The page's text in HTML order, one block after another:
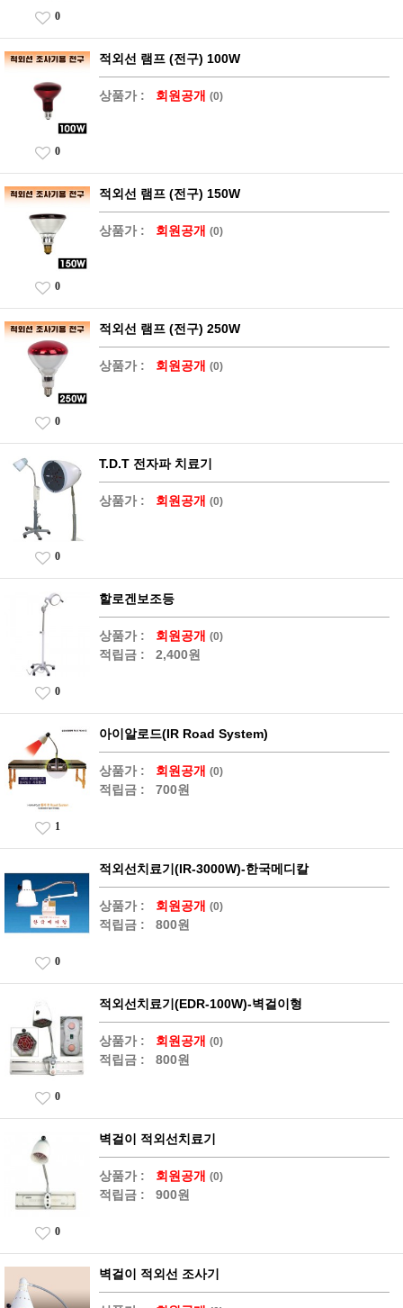
0
적외선 램프 (전구) 100W
상품가 : 회원공개 (0)
0
적외선 램프 (전구) 150W
상품가 : 회원공개 (0)
0
적외선 램프 (전구) 250W
상품가 : 회원공개 (0)
0
T.D.T 전자파 치료기
상품가 : 회원공개 (0)
0
할로겐보조등
상품가 : 회원공개 (0)
적립금 : 2,400원
0
아이알로드(IR Road System)
상품가 : 회원공개 (0)
적립금 : 700원
1
적외선치료기(IR-3000W)-한국메디칼
상품가 : 회원공개 (0)
적립금 : 800원
0
적외선치료기(EDR-100W)-벽걸이형
상품가 : 회원공개 (0)
적립금 : 800원
0
벽걸이 적외선치료기
상품가 : 회원공개 (0)
적립금 : 900원
0
벽걸이 적외선 조사기